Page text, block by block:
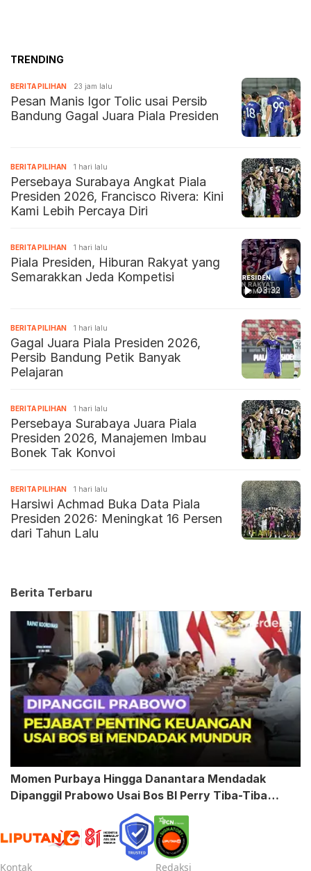
TRENDING
BERITA PILIHAN 23 jam lalu
Pesan Manis Igor Tolic usai Persib
Bandung Gagal Juara Piala Presiden
BERITA PILIHAN 1 hari lalu
Persebaya Surabaya Angkat Piala
Presiden 2026, Francisco Rivera: Kini
Kami Lebih Percaya Diri
03:32
BERITA PILIHAN 1 hari lalu
Piala Presiden, Hiburan Rakyat yang
Semarakkan Jeda Kompetisi
BERITA PILIHAN 1 hari lalu
Gagal Juara Piala Presiden 2026,
Persib Bandung Petik Banyak
Pelajaran
BERITA PILIHAN 1 hari lalu
Persebaya Surabaya Juara Piala
Presiden 2026, Manajemen Imbau
Bonek Tak Konvoi
BERITA PILIHAN 1 hari lalu
Harsiwi Achmad Buka Data Piala
Presiden 2026: Meningkat 16 Persen
dari Tahun Lalu
Berita Terbaru
Momen Purbaya Hingga Danantara Mendadak
Dipanggil Prabowo Usai Bos BI Perry Tiba-Tiba
Kontak Redaksi